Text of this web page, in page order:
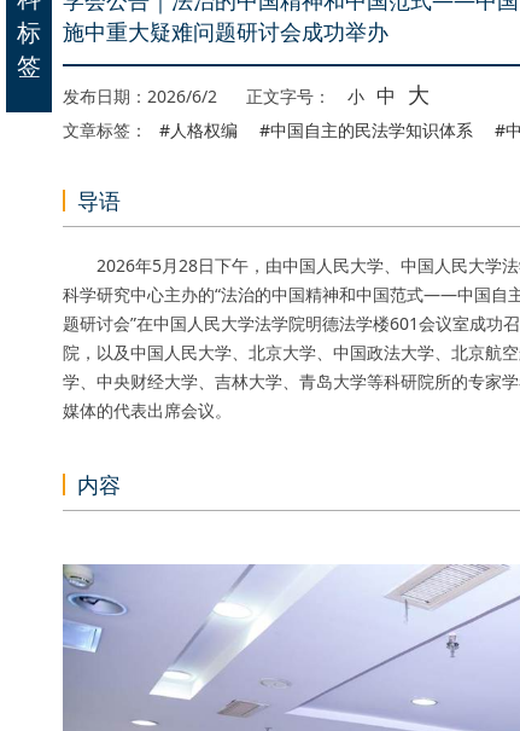
施中重大疑难问题研讨会成功举办
发布日期：2026/6/2 正文字号： 小 中 大
文章标签： #人格权编 #中国自主的民法学知识体系 #
导语
2026年5月28日下午，由中国人民大学、中国人民大学
科学研究中心主办的“法治的中国精神和中国范式——中国自
题研讨会”在中国人民大学法学院明德法学楼601会议室成功
院，以及中国人民大学、北京大学、中国政法大学、北京航
学、中央财经大学、吉林大学、青岛大学等科研院所的专家
媒体的代表出席会议。
内容
标
签